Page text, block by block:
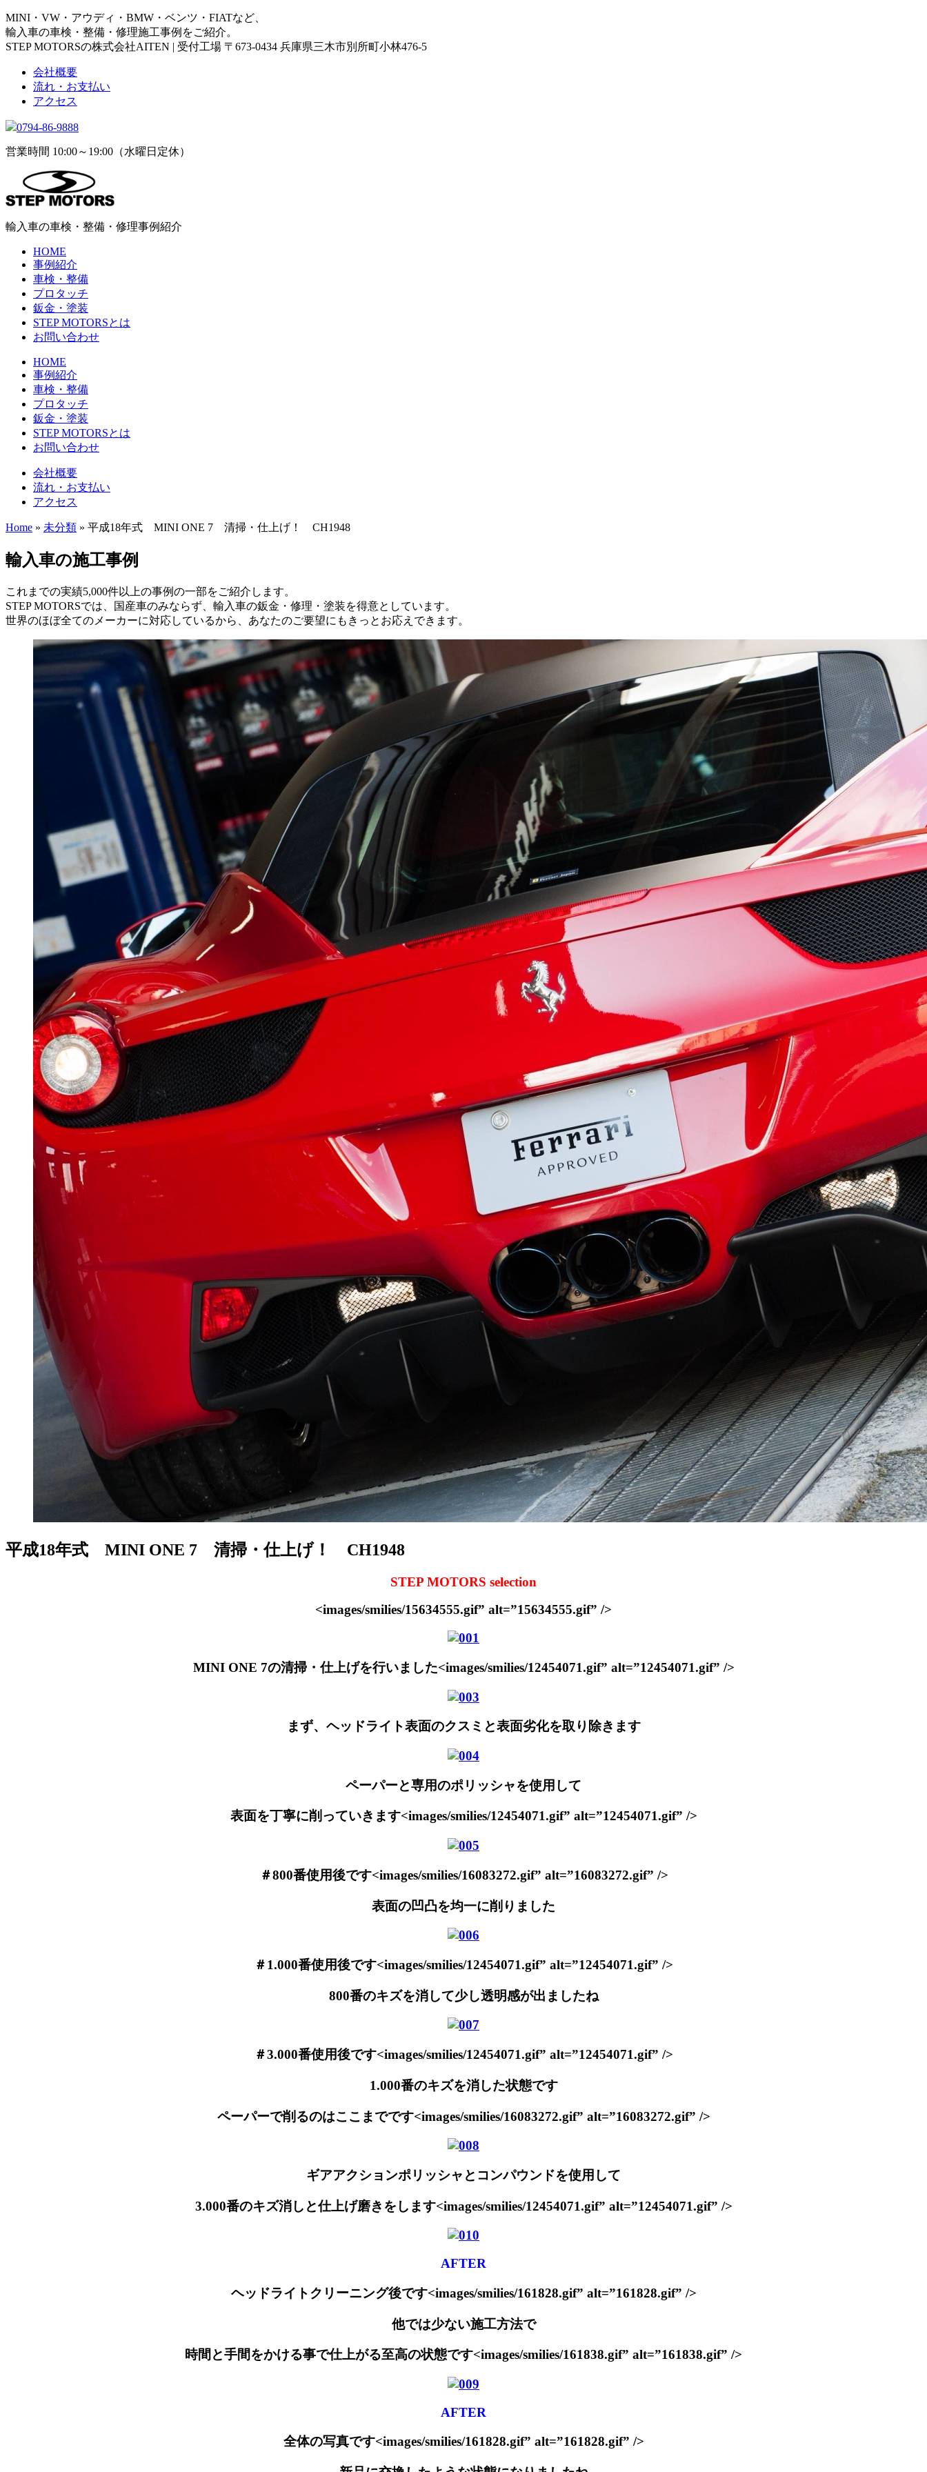
MINI・VW・アウディ・BMW・ベンツ・FIATなど、
輸入車の車検・整備・修理施工事例をご紹介。
STEP MOTORSの株式会社AITEN | 受付工場 〒673-0434 兵庫県三木市別所町小林476-5
会社概要
流れ・お支払い
アクセス
0794-86-9888
営業時間 10:00～19:00（水曜日定休）
輸入車の車検・整備・修理事例紹介
HOME
事例紹介
車検・整備
プロタッチ
鈑金・塗装
STEP MOTORSとは
お問い合わせ
HOME
事例紹介
車検・整備
プロタッチ
鈑金・塗装
STEP MOTORSとは
お問い合わせ
会社概要
流れ・お支払い
アクセス
Home » 未分類 » 平成18年式 MINI ONE 7 清掃・仕上げ！ CH1948
輸入車の施工事例
これまでの実績5,000件以上の事例の一部をご紹介します。
STEP MOTORSでは、国産車のみならず、輸入車の鈑金・修理・塗装を得意としています。
世界のほぼ全てのメーカーに対応しているから、あなたのご要望にもきっとお応えできます。
平成18年式 MINI ONE 7 清掃・仕上げ！ CH1948
STEP MOTORS selection
<images/smilies/15634555.gif” alt=”15634555.gif” />
MINI ONE 7の清掃・仕上げを行いました<images/smilies/12454071.gif” alt=”12454071.gif” />
まず、ヘッドライト表面のクスミと表面劣化を取り除きます
ペーパーと専用のポリッシャを使用して
表面を丁寧に削っていきます<images/smilies/12454071.gif” alt=”12454071.gif” />
＃800番使用後です<images/smilies/16083272.gif” alt=”16083272.gif” />
表面の凹凸を均一に削りました
＃1.000番使用後です<images/smilies/12454071.gif” alt=”12454071.gif” />
800番のキズを消して少し透明感が出ましたね
＃3.000番使用後です<images/smilies/12454071.gif” alt=”12454071.gif” />
1.000番のキズを消した状態です
ペーパーで削るのはここまでです<images/smilies/16083272.gif” alt=”16083272.gif” />
ギアアクションポリッシャとコンパウンドを使用して
3.000番のキズ消しと仕上げ磨きをします<images/smilies/12454071.gif” alt=”12454071.gif” />
AFTER
ヘッドライトクリーニング後です<images/smilies/161828.gif” alt=”161828.gif” />
他では少ない施工方法で
時間と手間をかける事で仕上がる至高の状態です<images/smilies/161838.gif” alt=”161838.gif” />
AFTER
全体の写真です<images/smilies/161828.gif” alt=”161828.gif” />